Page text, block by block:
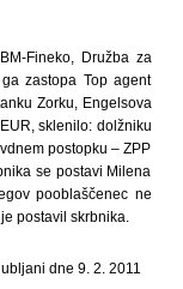
Fineko, Družba za
zastopa Top agent
Zorku, Engelsova
sklenilo: dolžniku
postopku – ZPP
se postavi Milena
pooblaščenec ne
postavil skrbnika.
dne 9. 2. 2011